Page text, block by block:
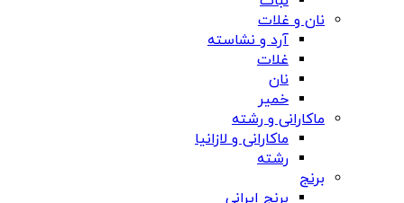
نان و غلات
آرد و نشاسته
غلات
نان
خمیر
ماکارانی و رشته
ماکارانی و لازانیا
رشته
برنج
برنج ایرانی